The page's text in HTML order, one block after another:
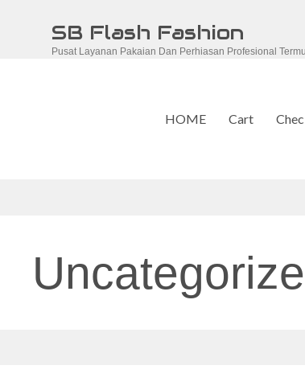
SB Flash Fashion
Pusat Layanan Pakaian Dan Perhiasan Profesional
HOME Cart